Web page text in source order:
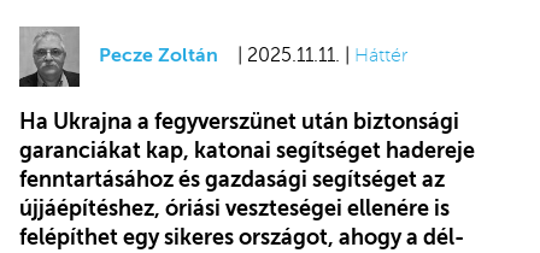
Pecze Zoltán | 2025.11.11. | Háttér
Ha Ukrajna a fegyverszünet után biztonsági
garanciákat kap, katonai segítséget hadereje
fenntartásához és gazdasági segítséget az
újjáépítéshez, óriási veszteségei ellenére is
felépíthet egy sikeres országot, ahogy a dél-